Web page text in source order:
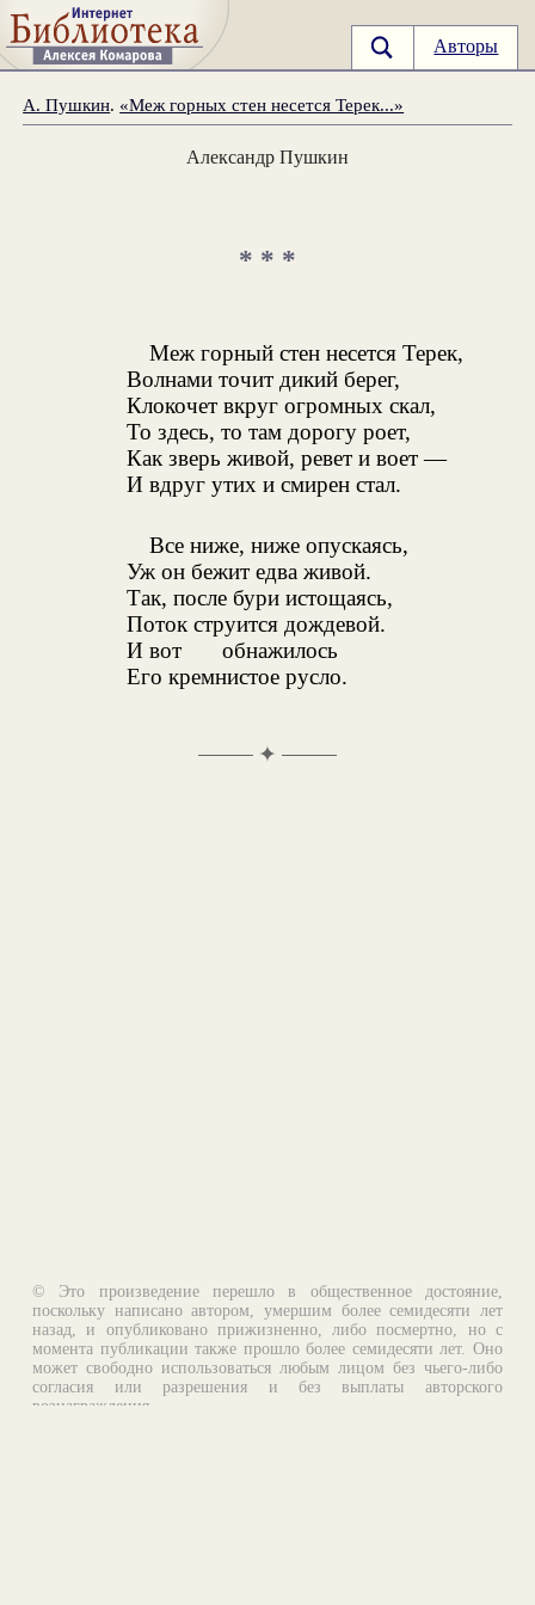
Авторы
А. Пушкин. «Меж горных стен несется Терек...»
Александр Пушкин
* * *
Меж горный стен несется Терек,
Волнами точит дикий берег,
Клокочет вкруг огромных скал,
То здесь, то там дорогу роет,
Как зверь живой, ревет и воет —
И вдруг утих и смирен стал.
Все ниже, ниже опускаясь,
Уж он бежит едва живой.
Так, после бури истощаясь,
Поток струится дождевой.
И вот
обнажилось
Его кремнистое русло.
✦
© Это произведение перешло в общественное достояние,
поскольку написано автором, умершим более семидесяти лет
назад, и опубликовано прижизненно, либо посмертно, но с
момента публикации также прошло более семидесяти лет. Оно
может свободно использоваться любым лицом без чьего-либо
согласия или разрешения и без выплаты авторского
вознаграждения.